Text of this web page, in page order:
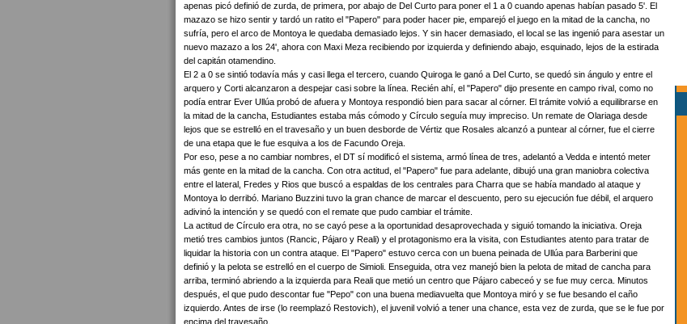
apenas picó definió de zurda, de primera, por abajo de Del Curto para poner el 1 a 0 cuando apenas habían pasado 5'. El
mazazo se hizo sentir y tardó un ratito el "Papero" para poder hacer pie, emparejó el juego en la mitad de la cancha, no
sufría, pero el arco de Montoya le quedaba demasiado lejos. Y sin hacer demasiado, el local se las ingenió para asestar un
nuevo mazazo a los 24', ahora con Maxi Meza recibiendo por izquierda y definiendo abajo, esquinado, lejos de la estirada
del capitán otamendino.
El 2 a 0 se sintió todavía más y casi llega el tercero, cuando Quiroga le ganó a Del Curto, se quedó sin ángulo y entre el
arquero y Corti alcanzaron a despejar casi sobre la línea. Recién ahí, el "Papero" dijo presente en campo rival, como no
podía entrar Ever Ullúa probó de afuera y Montoya respondió bien para sacar al córner. El trámite volvió a equilibrarse en
la mitad de la cancha, Estudiantes estaba más cómodo y Círculo seguía muy impreciso. Un remate de Olariaga desde
lejos que se estrelló en el travesaño y un buen desborde de Vértiz que Rosales alcanzó a puntear al córner, fue el cierre
de una etapa que le fue esquiva a los de Facundo Oreja.
Por eso, pese a no cambiar nombres, el DT sí modificó el sistema, armó línea de tres, adelantó a Vedda e intentó meter
más gente en la mitad de la cancha. Con otra actitud, el "Papero" fue para adelante, dibujó una gran maniobra colectiva
entre el lateral, Fredes y Rios que buscó a espaldas de los centrales para Charra que se había mandado al ataque y
Montoya lo derribó. Mariano Buzzini tuvo la gran chance de marcar el descuento, pero su ejecución fue débil, el arquero
adivinó la intención y se quedó con el remate que pudo cambiar el trámite.
La actitud de Círculo era otra, no se cayó pese a la oportunidad desaprovechada y siguió tomando la iniciativa. Oreja
metió tres cambios juntos (Rancic, Pájaro y Reali) y el protagonismo era la visita, con Estudiantes atento para tratar de
liquidar la historia con un contra ataque. El "Papero" estuvo cerca con un buena peinada de Ullúa para Barberini que
definió y la pelota se estrelló en el cuerpo de Simioli. Enseguida, otra vez manejó bien la pelota de mitad de cancha para
arriba, terminó abriendo a la izquierda para Reali que metió un centro que Pájaro cabeceó y se fue muy cerca. Minutos
después, el que pudo descontar fue "Pepo" con una buena mediavuelta que Montoya miró y se fue besando el caño
izquierdo. Antes de irse (lo reemplazó Restovich), el juvenil volvió a tener una chance, esta vez de zurda, que se le fue por
encima del travesaño.